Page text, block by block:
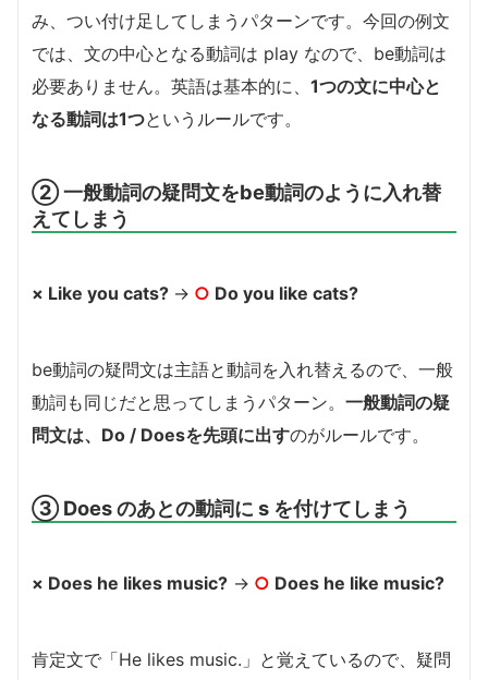
み、つい付け足してしまうパターンです。今回の例文
では、文の中心となる動詞は play なので、be動詞は
必要ありません。英語は基本的に、 1つの文に中心と
なる動詞は1つというルールです。
② 一般動詞の疑問文をbe動詞のように入れ替
えてしまう
× Like you cats? → ○ Do you like cats?
be動詞の疑問文は主語と動詞を入れ替えるので、一般
動詞も同じだと思ってしまうパターン。 一般動詞の疑
問文は、Do / Doesを先頭に出すのがルールです。
③ Does のあとの動詞に s を付けてしまう
× Does he likes music? → ○ Does he like music?
肯定文で「He likes music.」と覚えているので、疑問